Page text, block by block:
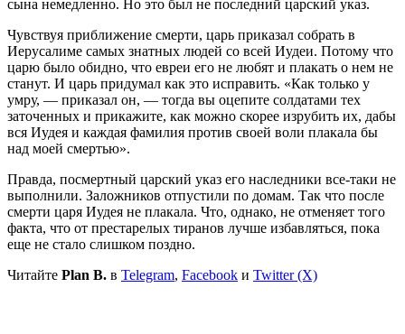
сына немедленно. Но это был не последний царский указ.
Чувствуя приближение смерти, царь приказал собрать в
Иерусалиме самых знатных людей со всей Иудеи. Потому что
царю было обидно, что евреи его не любят и плакать о нем не
станут. И царь придумал как это исправить. «Как только у
умру, — приказал он, — тогда вы оцепите солдатами тех
заточенных и прикажите, как можно скорее изрубить их, дабы
вся Иудея и каждая фамилия против своей воли плакала бы
над моей смертью».
Правда, посмертный царский указ его наследники все-таки не
выполнили. Заложников отпустили по домам. Так что после
смерти царя Иудея не плакала. Что, однако, не отменяет того
факта, что от престарелых тиранов лучше избавляться, пока
еще не стало слишком поздно.
Читайте Plan B. в Telegram, Facebook и Twitter (X)